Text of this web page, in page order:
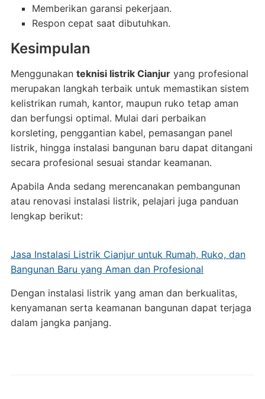
Memberikan garansi pekerjaan.
Respon cepat saat dibutuhkan.
Kesimpulan
Menggunakan teknisi listrik Cianjuryang profesional
merupakan langkah terbaik untuk memastikan sistem
kelistrikan rumah, kantor, maupun ruko tetap aman
dan berfungsi optimal. Mulai dari perbaikan
korsleting, penggantian kabel, pemasangan panel
listrik, hingga instalasi bangunan baru dapat ditangani
secara profesional sesuai standar keamanan.
Apabila Anda sedang merencanakan pembangunan
atau renovasi instalasi listrik, pelajari juga panduan
lengkap berikut:
Jasa Instalasi Listrik Cianjur untuk Rumah, Ruko, dan
Bangunan Baru yang Aman dan Profesional
Dengan instalasi listrik yang aman dan berkualitas,
kenyamanan serta keamanan bangunan dapat terjaga
dalam jangka panjang.